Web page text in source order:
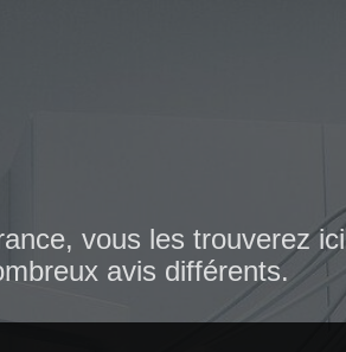
vous les trouverez ici
avis différents.